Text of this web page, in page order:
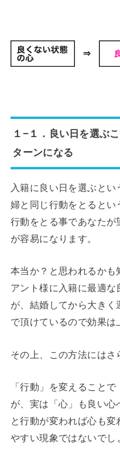
１−１．良い日を選ぶ
ターンになる
入籍に良い日を選ぶと
婦と同じ行動をとるとい
行動をとる事であなたが
が容易になります。
本当か？と思われるかも
アント様に入籍に最適な
が、結婚してから大き
で頂けているので効果は
その上、この方法にはさ
「行動」を変えること
が、実は「心」も良い
と行動が変われば心も
やすい現象ではないでし